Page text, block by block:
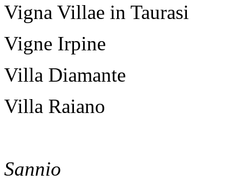
Vigna Villae in Taurasi
Vigne Irpine
Villa Diamante
Villa Raiano
Sannio